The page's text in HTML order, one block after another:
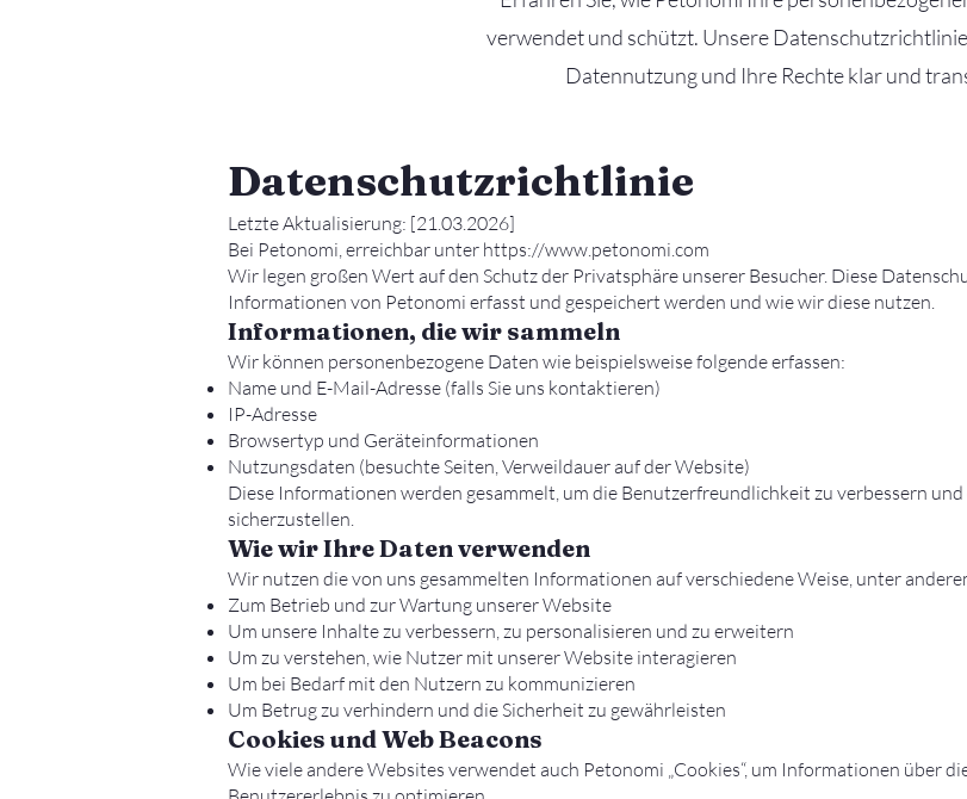
verwendet und schützt. Unsere
Datennutzung und Ihre Rechte klar und
Datenschutzrichtlinie
Letzte Aktualisierung: [21.03.2026]
Bei Petonomi, erreichbar unter https://www.petonomi.com
Wir legen großen Wert auf den Schutz der Privatsphäre unserer Besucher. Diese
Informationen von Petonomi erfasst und gespeichert werden und wie wir diese nutzen.
Informationen, die wir sammeln
Wir können personenbezogene Daten wie beispielsweise folgende erfassen:
Name und E-Mail-Adresse (falls Sie uns kontaktieren)
IP-Adresse
Browsertyp und Geräteinformationen
Nutzungsdaten (besuchte Seiten, Verweildauer auf der Website)
Diese Informationen werden gesammelt, um die Benutzerfreundlichkeit zu verbessern
sicherzustellen.
Wie wir Ihre Daten verwenden
Wir nutzen die von uns gesammelten Informationen auf verschiedene Weise, unter
Zum Betrieb und zur Wartung unserer Website
Um unsere Inhalte zu verbessern, zu personalisieren und zu erweitern
Um zu verstehen, wie Nutzer mit unserer Website interagieren
Um bei Bedarf mit den Nutzern zu kommunizieren
Um Betrug zu verhindern und die Sicherheit zu gewährleisten
Cookies und Web Beacons
Wie viele andere Websites verwendet auch Petonomi „Cookies“, um Informationen über